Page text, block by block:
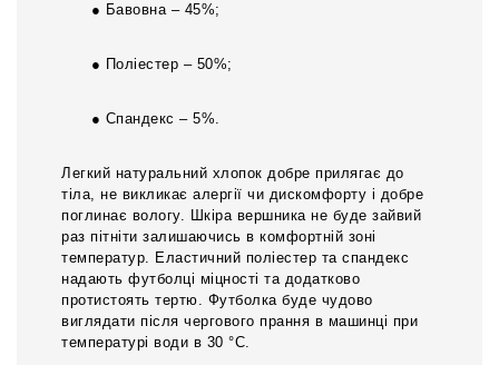
● Бавовна – 45%;
● Поліестер – 50%;
● Спандекс – 5%.
Легкий натуральний хлопок добре прилягає до
тіла, не викликає алергії чи дискомфорту і добре
поглинає вологу. Шкіра вершника не буде зайвий
раз пітніти залишаючись в комфортній зоні
температур. Еластичний поліестер та спандекс
надають футболці міцності та додатково
протистоять тертю. Футболка буде чудово
виглядати після чергового прання в машинці при
температурі води в 30 °С.